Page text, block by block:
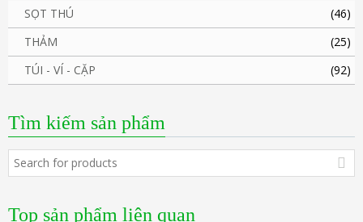
SỌT THÚ
(46)
THẢM
(25)
TÚI - VÍ - CẶP
(92)
Tìm kiếm sản phẩm
Top sản phẩm liên quan